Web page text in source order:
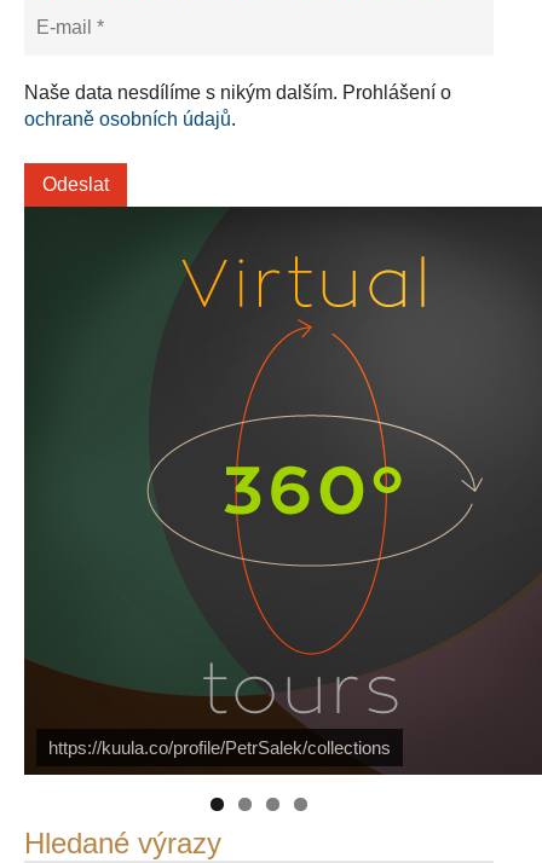
Naše data nesdílíme s nikým dalším. Prohlášení o
ochraně osobních údajů.
https://kuula.co/profile/PetrSalek/collections
FotoVideo.cz
PetrSalek.com
Hledané výrazy